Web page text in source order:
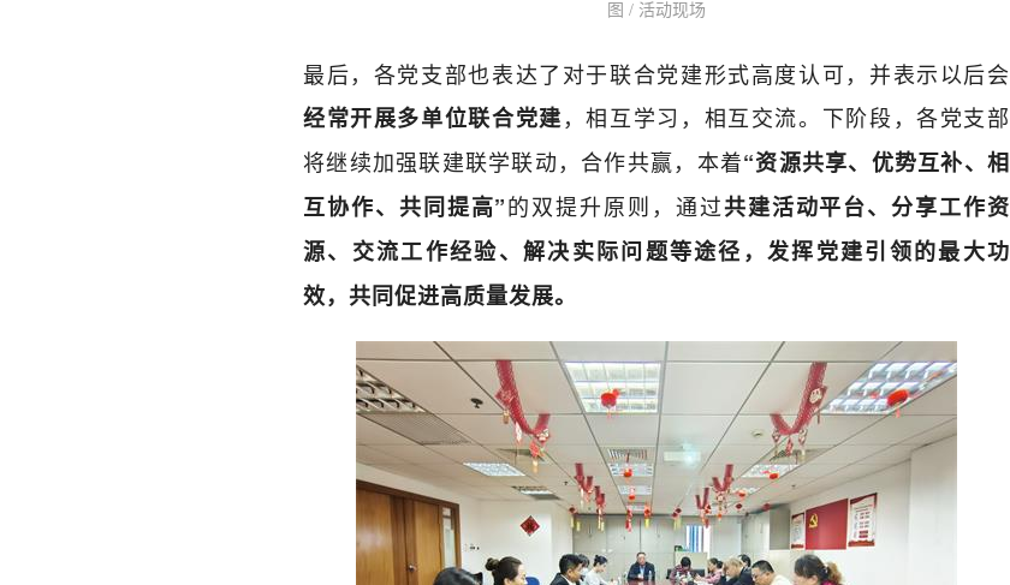
图 / 活动现场
最后，各党支部也表达了对于联合党建形式高度认可，并表示以后会
经常开展多单位联合党建，相互学习，相互交流。下阶段，各党支部
将继续加强联建联学联动，合作共赢，本着“资源共享、优势互补、相
互协作、共同提高”的双提升原则，通过共建活动平台、分享工作资
源、交流工作经验、解决实际问题等途径，发挥党建引领的最大功
效，共同促进高质量发展。